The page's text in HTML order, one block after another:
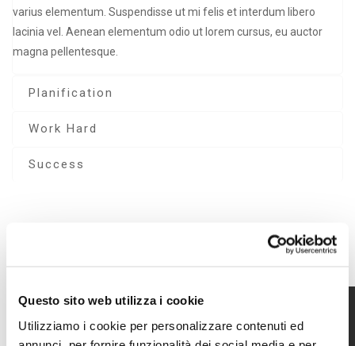
Questo sito web utilizza i cookie
Utilizziamo i cookie per personalizzare contenuti ed
varius elementum. Suspendisse ut mi felis et interdum libero
lacinia vel. Aenean elementum odio ut lorem cursus, eu auctor
magna pellentesque.
Planification
Work Hard
Success